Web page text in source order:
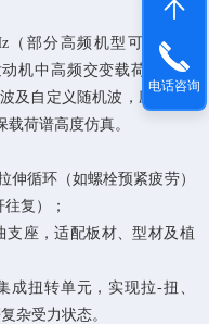
部分高频机型可达500H
机中高频交变载荷测试需
及自定义随机波，应力比R
荷谱高度仿真。
循环（如螺栓预紧疲劳）
复）；
座，适配板材、型材及植
扭转单元，实现拉‑扭、
杂受力状态。
电话咨询